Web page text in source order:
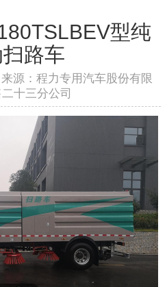
型纯
路车
源：程力专用汽车股份有限
十三分公司